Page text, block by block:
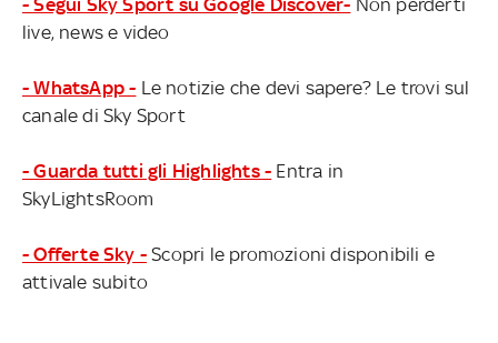
live, news e video
- WhatsApp - Le notizie che devi sapere? Le trovi sul
canale di Sky Sport
- Guarda tutti gli Highlights - Entra in
SkyLightsRoom
- Offerte Sky - Scopri le promozioni disponibili e
attivale subito